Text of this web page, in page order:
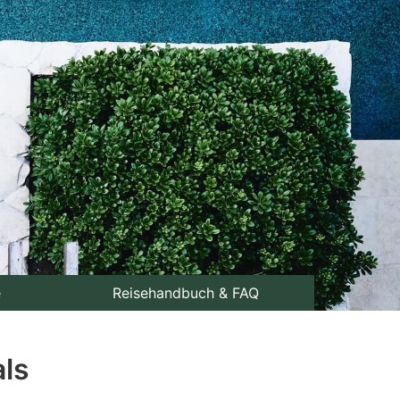
Reisehandbuch & FAQ